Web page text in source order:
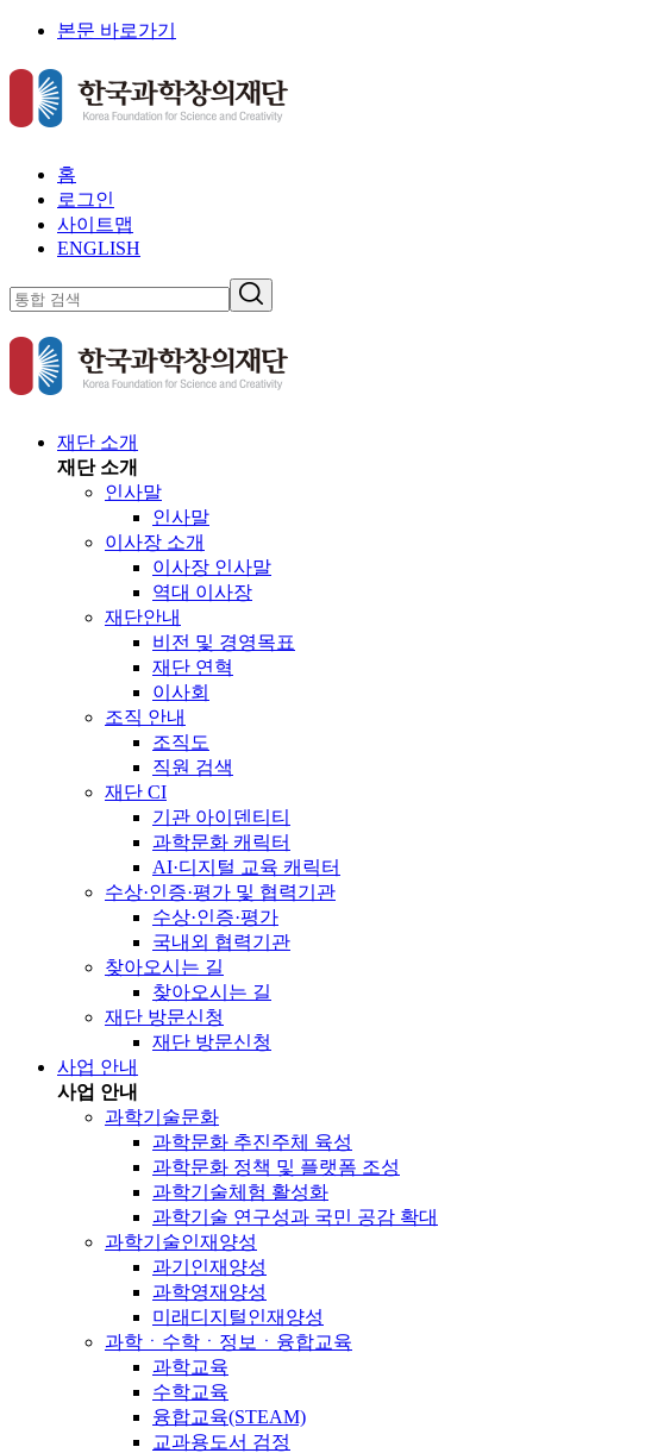
본문 바로가기
홈
로그인
사이트맵
ENGLISH
재단 소개
재단 소개
인사말
인사말
이사장 소개
이사장 인사말
역대 이사장
재단안내
비전 및 경영목표
재단 연혁
이사회
조직 안내
조직도
직원 검색
재단 CI
기관 아이덴티티
과학문화 캐릭터
AI·디지털 교육 캐릭터
수상·인증·평가 및 협력기관
수상·인증·평가
국내외 협력기관
찾아오시는 길
찾아오시는 길
재단 방문신청
재단 방문신청
사업 안내
사업 안내
과학기술문화
과학문화 추진주체 육성
과학문화 정책 및 플랫폼 조성
과학기술체험 활성화
과학기술 연구성과 국민 공감 확대
과학기술인재양성
과기인재양성
과학영재양성
미래디지털인재양성
과학ㆍ수학ㆍ정보ㆍ융합교육
과학교육
수학교육
융합교육(STEAM)
교과용도서 검정